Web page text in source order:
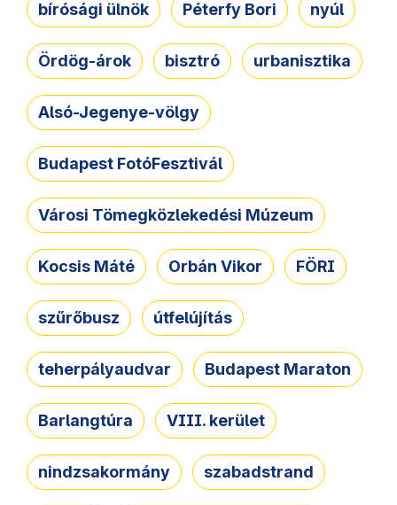
bírósági ülnök Péterfy Bori nyúl
Ördög-árok bisztró urbanisztika
Alsó-Jegenye-völgy
Budapest FotóFesztivál
Városi Tömegközlekedési Múzeum
Kocsis Máté Orbán Vikor FÖRI
szűrőbusz útfelújítás
teherpályaudvar Budapest Maraton
Barlangtúra VIII. kerület
nindzsakormány szabadstrand